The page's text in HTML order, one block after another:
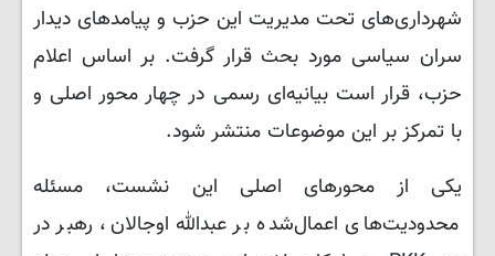
شهرداری‌های تحت مدیریت این حزب و پیامدهای دیدار
سران سیاسی مورد بحث قرار گرفت. بر اساس اعلام
حزب، قرار است بیانیه‌ای رسمی در چهار محور اصلی و
با تمرکز بر این موضوعات منتشر شود.
یکی از محورهای اصلی این نشست، مسئله
محدودیت‌های اعمال‌شده بر عبدالله اوجالان، رهبر در